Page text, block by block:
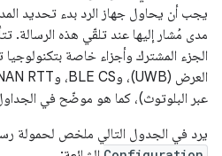
يجب أن يحاول جهاز الرد بدء تحديد
مدى مُشار إليها عند تلقّي هذه الرسالة.
الجزء المشترك وأجزاء خاصة بتكنولوجيا
عبر البلوتوث)، كما هو موضّح في الجداول
يرد في الجدول التالي ملخص لحمولة